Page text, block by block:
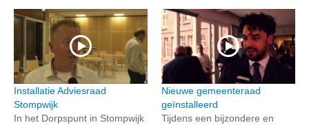
Installatie Adviesraad
Stompwijk
In het Dorpspunt in Stompwijk
Nieuwe gemeenteraad
geïnstalleerd
Tijdens een bijzondere en